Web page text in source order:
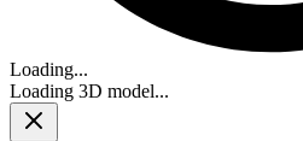
Loading...
Loading 3D model...